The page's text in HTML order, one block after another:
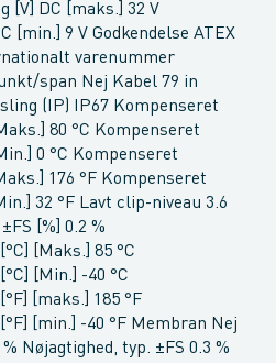
[V] DC [maks.] 32 V
[min.] 9 V Godkendelse ATEX
varenummer
span Nej Kabel 79 in
(IP) IP67 Kompenseret
80 °C Kompenseret
0 °C Kompenseret
176 °F Kompenseret
32 °F Lavt clip-niveau 3.6
[%] 0.2 %
[Maks.] 85 °C
[Min.] -40 °C
[maks.] 185 °F
[min.] -40 °F Membran Nej
Nøjagtighed, typ. ±FS 0.3 %